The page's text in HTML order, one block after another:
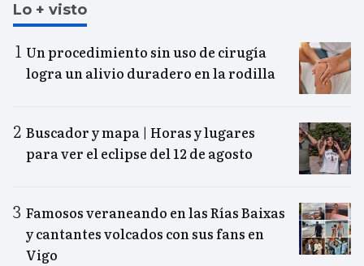
Lo + visto
Un procedimiento sin uso de cirugía
logra un alivio duradero en la rodilla
Buscador y mapa | Horas y lugares
para ver el eclipse del 12 de agosto
Famosos veraneando en las Rías Baixas
y cantantes volcados con sus fans en
Vigo